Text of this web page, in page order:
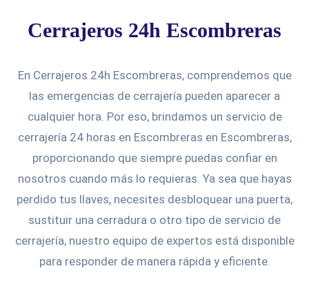
Cerrajeros 24h Escombreras
En Cerrajeros 24h Escombreras, comprendemos que
las emergencias de cerrajería pueden aparecer a
cualquier hora. Por eso, brindamos un servicio de
cerrajería 24 horas en Escombreras en Escombreras,
proporcionando que siempre puedas confiar en
nosotros cuando más lo requieras. Ya sea que hayas
perdido tus llaves, necesites desbloquear una puerta,
sustituir una cerradura o otro tipo de servicio de
cerrajería, nuestro equipo de expertos está disponible
para responder de manera rápida y eficiente.